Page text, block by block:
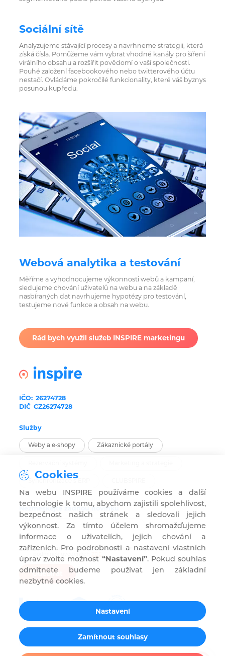
Sociální sítě
Analyzujeme stávající procesy a navrhneme strategii, která
získá čísla. Pomůžeme vám vybrat vhodné kanály pro šíření
virálního obsahu a rozšířit povědomí o vaší společnosti.
Pouhé založení facebookového nebo twitterového účtu
nestačí. Ovládáme pokročilé funkcionality, které váš byznys
posunou kupředu.
Webová analytika a testování
Měříme a vyhodnocujeme výkonnosti webů a kampaní,
sledujeme chování uživatelů na webu a na základě
nasbíraných dat navrhujeme hypotézy pro testování,
testujeme nové funkce a obsah na webu.
Rád bych využil služeb INSPIRE marketingu
IČO: 26274728
DIČ CZ26274728
Služby
Weby a e-shopy Zákaznické portály
Nezmeškejte žádnou novinku
Souhlasím s užíváním mého e-mailu pro marketingové účely za
podmínek uvedených
Odebírat
Nastavení cookies
Cookies
Na webu INSPIRE používáme cookies a další
technologie k tomu, abychom zajistili spolehlivost,
bezpečnost našich stránek a sledovali jejich
výkonnost. Za tímto účelem shromažďujeme
informace o uživatelích, jejich chování a
zařízeních. Pro podrobnosti a nastavení vlastních
úprav zvolte možnost “Nastavení”. Pokud souhlas
odmítnete budeme používat jen základní
nezbytné cookies.
Nastavení
Zamítnout souhlasy